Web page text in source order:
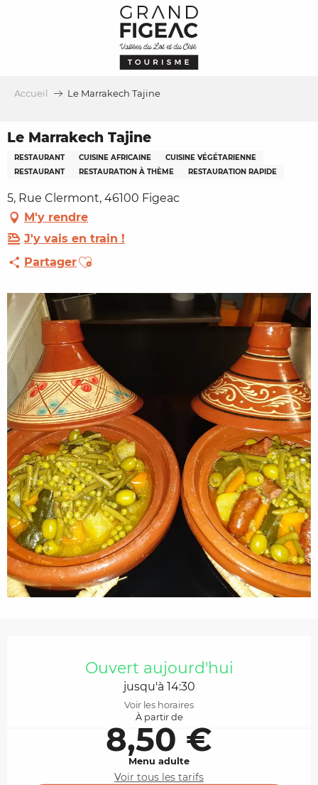
Accueil Le Marrakech Tajine
Le Marrakech Tajine
RESTAURANT CUISINE AFRICAINE
CUISINE VÉGÉTARIENNE
RESTAURANT
RESTAURATION À THÈME RESTAURATION RAPIDE
5, Rue Clermont, 46100 Figeac
M'y rendre
J'y vais en train !
PartagerAjouter aux favoris
Ouvert aujourd'hui
jusqu'à 14:30
Voir les horaires
À partir de
8,50 €
Menu adulte
Voir tous les tarifs